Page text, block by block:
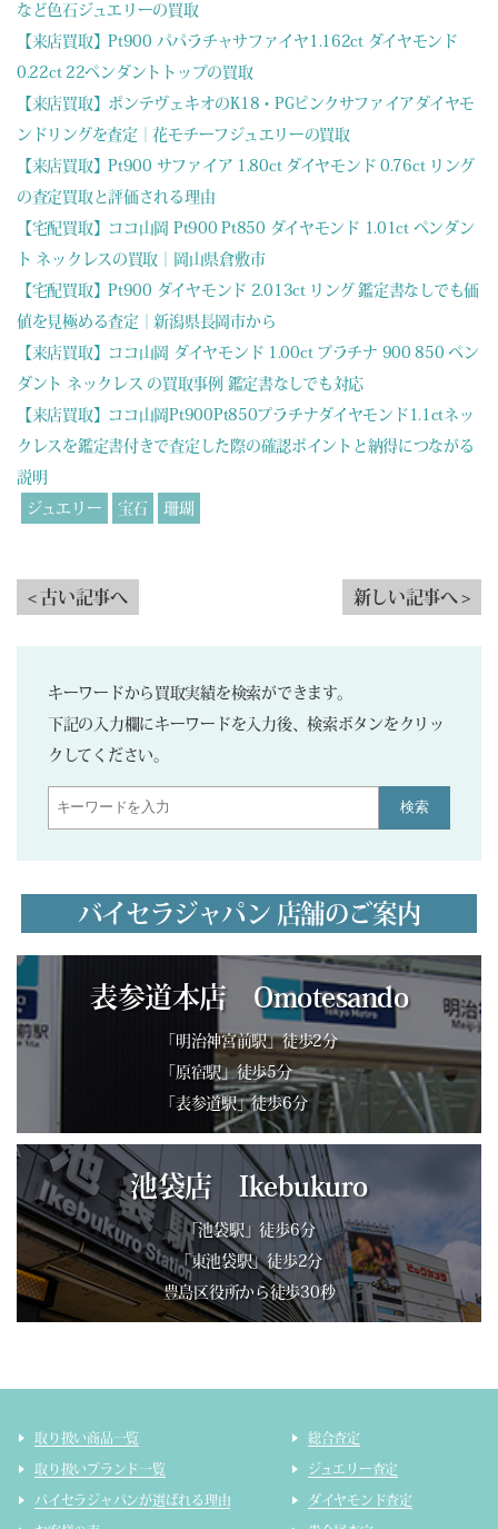
など色石ジュエリーの買取
【来店買取】Pt900 パパラチャサファイヤ1.162ct ダイヤモンド
0.22ct 22ペンダントトップの買取
【来店買取】ポンテヴェキオのK18・PGピンクサファイアダイヤモ
ンドリングを査定｜花モチーフジュエリーの買取
【来店買取】Pt900 サファイア 1.80ct ダイヤモンド 0.76ct リング
の査定買取と評価される理由
【宅配買取】ココ山岡 Pt900 Pt850 ダイヤモンド 1.01ct ペンダン
ト ネックレスの買取｜岡山県倉敷市
【宅配買取】Pt900 ダイヤモンド 2.013ct リング 鑑定書なしでも価
値を見極める査定｜新潟県長岡市から
【来店買取】ココ山岡 ダイヤモンド 1.00ct プラチナ 900 850 ペン
ダント ネックレス の買取事例 鑑定書なしでも対応
【来店買取】ココ山岡Pt900Pt850プラチナダイヤモンド1.1ctネッ
クレスを鑑定書付きで査定した際の確認ポイントと納得につながる
説明
ジュエリー
宝石 珊瑚
< 古い記事へ 新しい記事へ >
キーワードから買取実績を検索ができます。
下記の入力欄にキーワードを入力後、検索ボタンをクリッ
クしてください。
検索
バイセラジャパン 店舗のご案内
表参道本店 Omotesando
「明治神宮前駅」徒歩2分
「原宿駅」徒歩5分
「表参道駅」徒歩6分
池袋店 Ikebukuro
「池袋駅」徒歩6分
「東池袋駅」徒歩2分
豊島区役所から徒歩30秒
取り扱い商品一覧
取り扱いブランド一覧
バイセラジャパンが選ばれる理由
総合査定
ジュエリー査定
ダイヤモンド査定